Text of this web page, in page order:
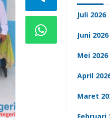
Juli 2026
Juni 2026
Mei 2026
April
Maret